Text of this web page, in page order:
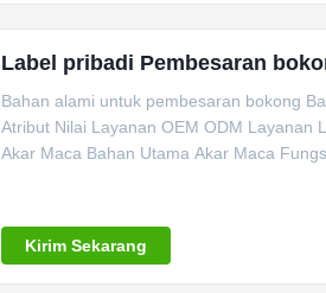
Label pribadi Pembesaran
Bahan alami untuk pembesaran bokong
Atribut Nilai Layanan OEM ODM Layanan
Akar Maca Bahan Utama Akar Maca
Kirim Sekarang